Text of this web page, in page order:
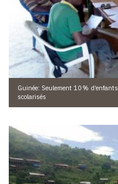
Guinée: Seulement 10 % d’enfants
scolarisés